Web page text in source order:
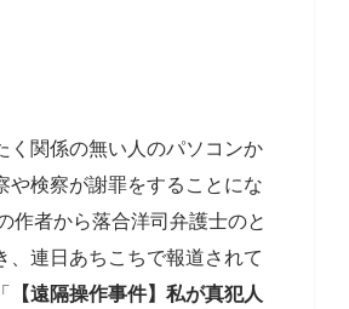
く関係の無い人のパソコンか
や検察が謝罪をすることにな
作者から落合洋司弁護士のと
、連日あちこちで報道されて
【遠隔操作事件】私が真犯人